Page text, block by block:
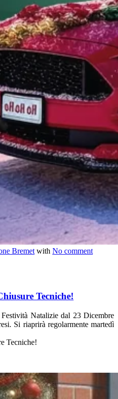
Bremet with No comment
Tecniche!
Natalizie dal 23 Dicembre
Si riaprirà regolarmente martedì
Tecniche!